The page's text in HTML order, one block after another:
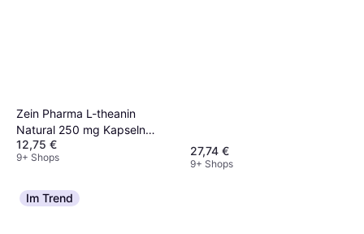
Zein Pharma L-theanin
Natural 250 mg Kapseln
Zeinpharma 90 Stk.
12,75 €
9+ Shops 27,74 €
9+ Shops
Im Trend